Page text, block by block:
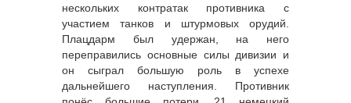
нескольких контратак противника с
участием танков и штурмовых орудий.
Плацдарм был удержан, на него
переправились основные силы дивизии и
он сыграл большую роль в успехе
дальнейшего наступления. Противник